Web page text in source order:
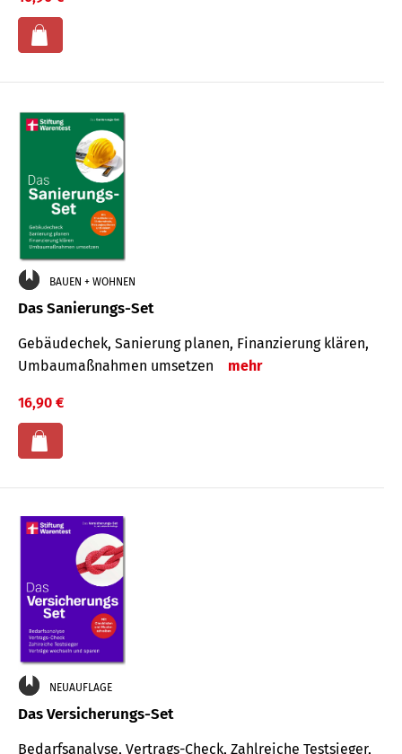
BAUEN + WOHNEN
Das Sanierungs-Set
Gebäudechek, Sanierung planen, Finanzierung klären,
Umbaumaßnahmen umsetzen
mehr
16,90 €
NEUAUFLAGE
Das Versicherungs-Set
Bedarfsanalyse, Vertrags-Check, Zahlreiche Testsieger,